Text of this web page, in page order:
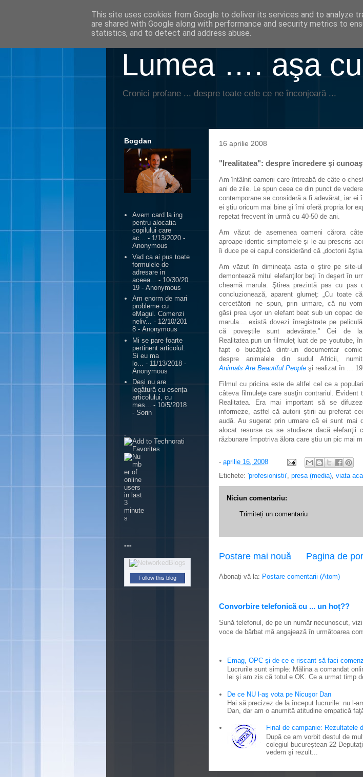
Lumea …. aşa
Cronici profane ... despre toate cele ce ne înconjoară ...
16 aprilie 2008
"Irealitatea": despre încredere şi
Am întâlnit oameni care întreabă de câte o
ani de zile. Le spun ceea ce din punct de
contemporane se consideră a fi adevărat, iar
ei ştiu oricum mai bine şi îmi oferă propria lor
repetat frecvent în urmă cu 40-50 de ani.
Am văzut de asemenea oameni cărora
aproape identic simptomele şi le-au prescris
îi duce pe ei capul considerând că „doctorii ăştia
Am văzut în dimineaţa asta o ştire pe site-ul
demontează mitul elefanţilor beţi în deşert în
cheamă marula. Ştirea prezintă pas cu pas
concluzionează, aparent glumeţ: „Cu toate că
cercetătorii ne spun, prin urmare, că nu vom
găsi prea uşor un elefant beat sub un copac de
marula... există dovezi înregistrate pe peliculă
că poveştile sunt adevărate.” Cei de la
Realitatea pun un filmuleţ luat de pe youtube, în
fapt o bucăţică dintr-un documentar comic
despre animalele din sudul Africii, numit
Animals Are Beautiful People şi realizat în …
Filmul cu pricina este de altfel cel ce a
câteva filmuleţe care susţin contrariul. Evident
Realitatea. Era mai important să se
informeze, astfel că autorii ştirii au preferat
audă. Au sugerat prin urmare că ei sunt mai
alocat resurse ca se studieze dacă
răzbunare împotriva ălora care ştiu un pic mai
- aprilie 16, 2008
Etichete: 'profesionistii', presa (media), viata
Niciun comentariu:
Trimiteți un comentariu
Postare mai nouă Pagina de
Abonați-vă la: Postare comentarii (Atom)
Convorbire telefonică cu ... un hoț??
Sună telefonul, de pe un număr necunoscut,
voce de bărbat mă angajează în următoarea
Emag, OPC şi de ce e riscant să faci
Lucrurile sunt simple: Mălina a comandat
lei şi am zis că totul e OK. Ce a urmat timp
De ce NU l-aş vota pe Nicuşor Dan
Hai să precizez de la început lucrurile: nu l-
Dan, dar am o anumită atitudine empatică
Final de campanie: Rezultatele
După ce am vorbit destul de
colegiul bucureştean 22
vedem şi rezult...
Bogdan
Avem card la ing
pentru alocatia
copilului care
ac... - 1/13/2020 -
Anonymous
Vad ca ai pus toate
formulele de
adresare in
aceea...
- 10/30/20
19 - Anonymous
Am enorm de mari
probleme cu
eMagul. Comenzi
neliv... - 12/10/201
8 - Anonymous
Mi se pare foarte
pertinent articolul.
Si eu ma
lo...
- 11/13/2018 -
Anonymous
Deși nu are
legătură cu esența
articolului, cu
mes... - 10/5/2018
- Sorin
---
Follow this blog
This site uses cookies from Google to deliver its services and to analyze
are shared with Google along with performance and security metrics to
statistics, and to detect and address abuse.